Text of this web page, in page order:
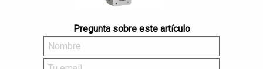
Pregunta sobre este artículo